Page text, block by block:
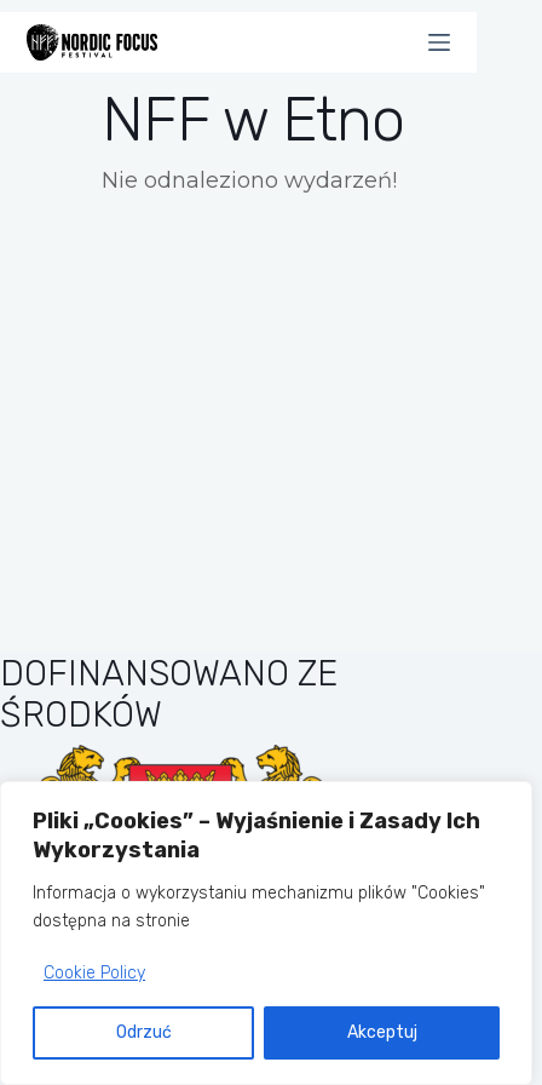
Pliki „Cookies” – Wyjaśnienie i Zasady Ich
Wykorzystania
Informacja o wykorzystaniu mechanizmu plików "Cookies"
dostępna na stronie
Cookie Policy
Odrzuć Akceptuj
treści
NFF w Etno
Nie odnaleziono wydarzeń!
DOFINANSOWANO ZE
ŚRODKÓW
MIASTO GDAŃSK
Copyright © 2026 - Motyw WordPress